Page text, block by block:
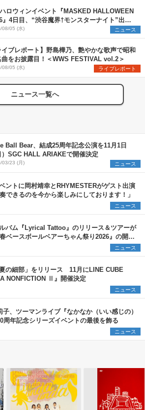
ロウィンイベント『MASKED HALLOWEEN
』4日目、“渋谷魔界†モンスターナイト”出演6
発表
08/05 (水) ニュース
イブレポート】野島樺乃、艶やかな歌声で昭和
曲をお披露目！＜WWS FESTIVAL vol.2＞
08/05 (水) ライブレポート
ニュース一覧へ
Ball Bear、結成25周年記念公演を11月1日
）SGC HALL ARIAKEで開催決定
03/23 (月) ニュース
ントに岡村靖幸とRHYMESTERがゲスト出演
できるのを今から楽しみにしております！」
ニュース
バム『Lyrical Tattoo』のリリース＆ツアーが
ースボールベアーちゃん祭り2026』の開催
ニュース
の細部」をリリース 11月にLINE CUBE
NONFICTION Ⅱ』開催決定
ニュース
、ツーマンライブ『なかなか（いい感じの）
周年記念シリーズイベントの最後を飾る
ニュース